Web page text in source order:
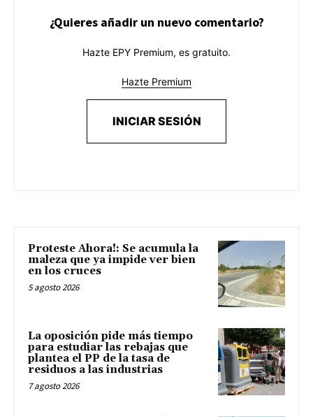
¿Quieres añadir un nuevo comentario?
Hazte EPY Premium, es gratuito.
Hazte Premium
INICIAR SESIÓN
Proteste Ahora!: Se acumula la
maleza que ya impide ver bien
en los cruces
5 agosto 2026
La oposición pide más tiempo
para estudiar las rebajas que
plantea el PP de la tasa de
residuos a las industrias
7 agosto 2026